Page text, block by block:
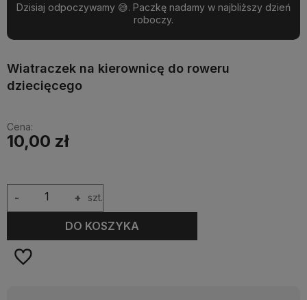
Dzisiaj odpoczywamy 😅. Paczkę nadamy w najbliższy dzień
roboczy.
Wiatraczek na kierownicę do roweru
dziecięcego
Cena:
10,00 zł
+
- szt.
DO KOSZYKA